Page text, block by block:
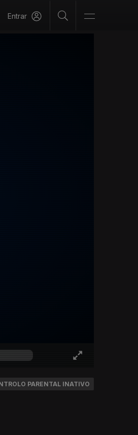
Entrar
PARENTAL INATIVO